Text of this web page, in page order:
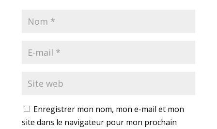
Enregistrer mon nom, mon e-mail et mon
site dans le navigateur pour mon prochain